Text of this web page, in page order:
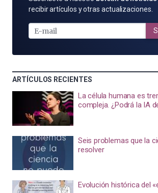
POR
MAIL
recibir artículos y otras actualizaciones.
ARTÍCULOS RECIENTES
La célula humana es
compleja. ¿Podrá la IA
Seis problemas que la
resolver
Evolución histórica del